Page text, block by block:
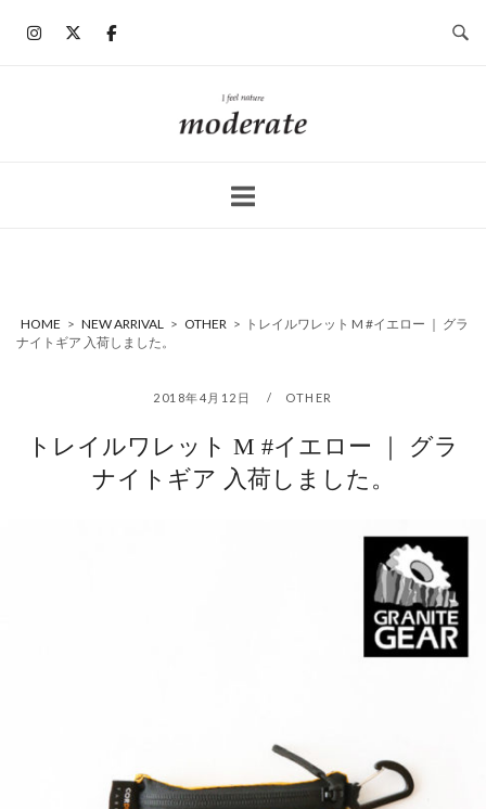
ホ
ー
HOME > NEW ARRIVAL > OTHER > トレイルワレット M #イエロー ｜ グラ
ナイトギア 入荷しました。
2018年4月12日 OTHER
トレイルワレット M #イエロー ｜ グラ
ナイトギア 入荷しました。